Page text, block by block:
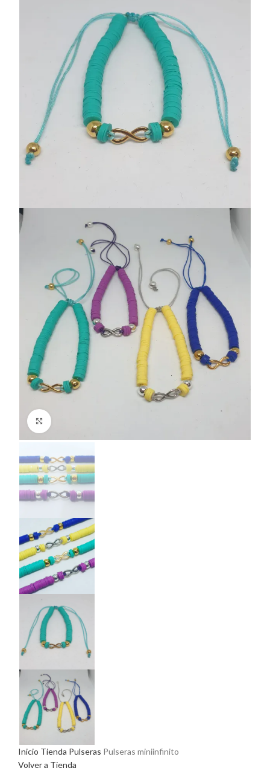
Inicio Tienda Pulseras Pulseras miniinfinito
Volver a Tienda